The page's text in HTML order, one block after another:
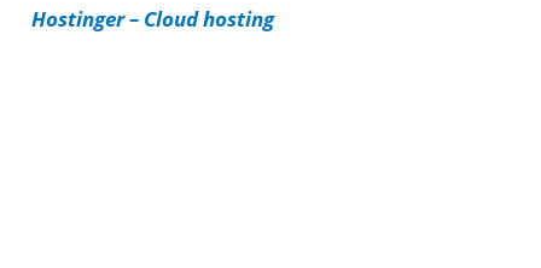
e
Hostinger – Cloud hosting